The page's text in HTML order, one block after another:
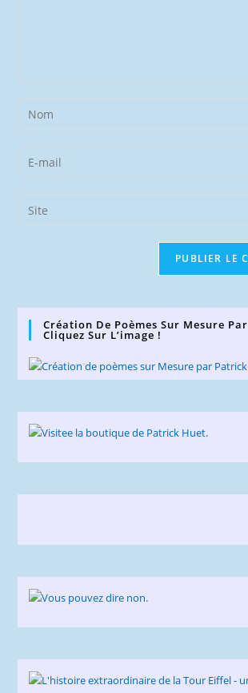
Enter
your
name
comment
Enter
your
email
address
Saisir
l’URL
Création De Poèmes Sur Mesure
Cliquez Sur L’image !